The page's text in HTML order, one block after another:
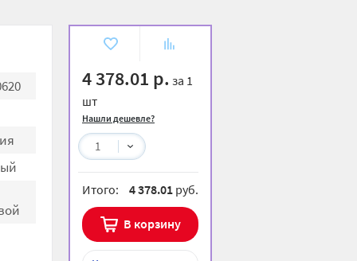
4 378.01 р. за 1
шт
Нашли дешевле?
1
Итого: 4 378.01 руб.
В корзину